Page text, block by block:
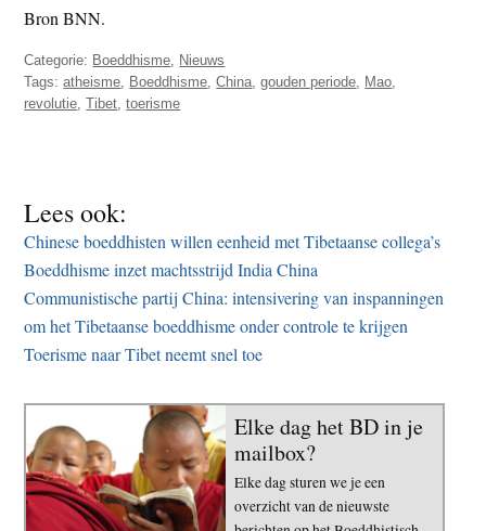
Bron BNN.
Categorie: Boeddhisme Nieuws
Tags:atheisme Boeddhisme ,China ,gouden periode Mao
revolutie ,Tibet ,toerisme
Lees ook:
Chinese boeddhisten willen eenheid met Tibetaanse collega’s
Boeddhisme inzet machtsstrijd India China
Communistische partij China: intensivering van inspanningen
om het Tibetaanse boeddhisme onder controle te krijgen
Toerisme naar Tibet neemt snel toe
Elke dag het BD in je
mailbox?
Elke dag sturen we je een
overzicht van de nieuwste